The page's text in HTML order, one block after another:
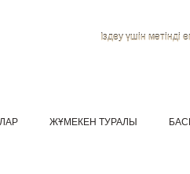
Іздеу үшін мәтінді
ЖҰМЕКЕН ТУРАЛЫ